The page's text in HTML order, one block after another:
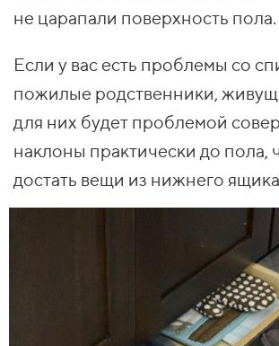
не царапали поверхность пола.
Если у вас есть проблемы со
пожилые родственники,
для них будет проблемой
наклоны практически до пола,
достать вещи из нижнего